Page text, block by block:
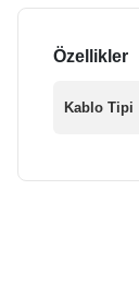
Özellikler
Kablo Tipi